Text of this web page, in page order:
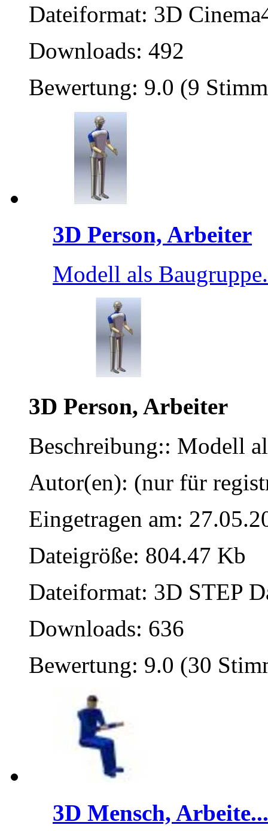
Dateiformat: 3D
Downloads: 492
Bewertung: 9.0 (9
3D Person, Arbeiter
Modell als Baugruppe.
3D Person, Arbeiter
Beschreibung:: Modell
Autor(en): (nur für
Eingetragen am:
Dateigröße: 804.47 Kb
Dateiformat: 3D STEP
Downloads: 636
Bewertung: 9.0 (30
3D Mensch, Arbeite...